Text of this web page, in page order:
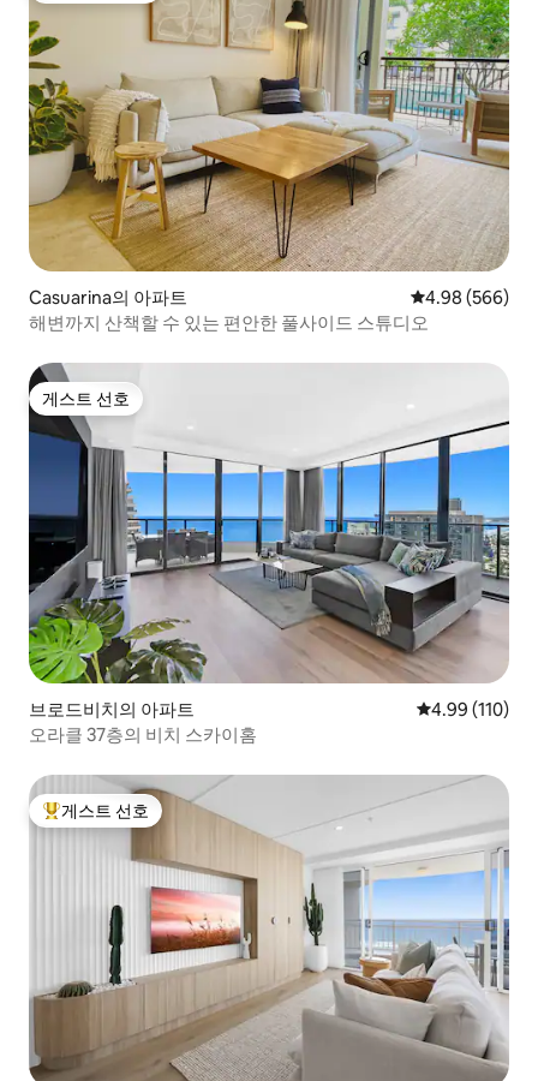
Casuarina의 아파트 평점 4.98점(5
4.98 (566)
해변까지 산책할 수 있는 편안한 풀사이드 스튜디오
게스트 선호
게스트 선호
브로드비치의 아파트 평점 4.99점(5
4.99 (110)
오라클 37층의 비치 스카이홈
상위 게스트 선호
게스트 선호